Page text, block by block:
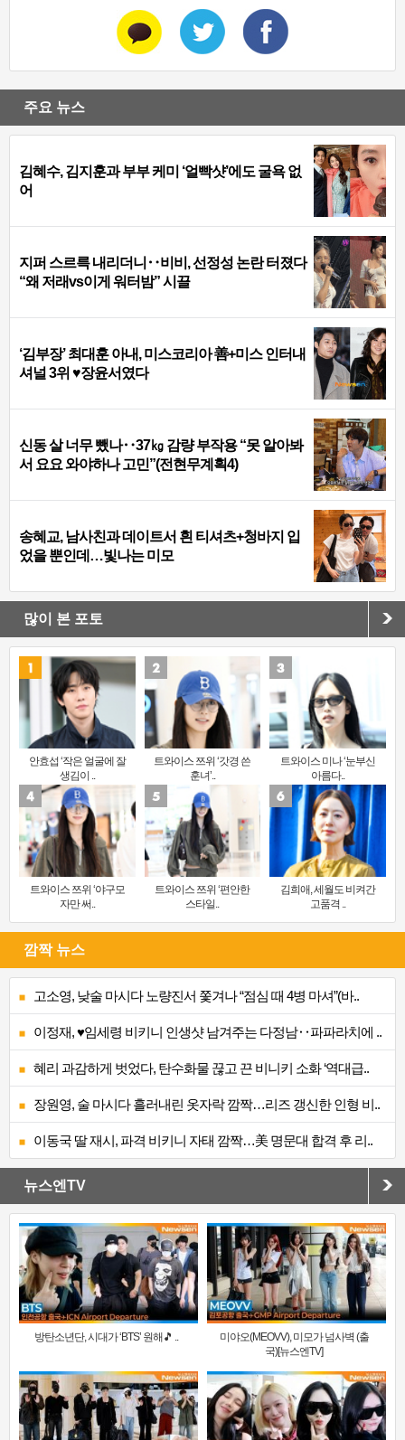
주요 뉴스
김혜수, 김지훈과 부부 케미 ‘얼빡샷’에도 굴욕 없
어
지퍼 스르륵 내리더니‥비비, 선정성 논란 터졌다
“왜 저래vs이게 워터밤” 시끌
‘김부장’ 최대훈 아내, 미스코리아 善+미스 인터내
셔널 3위 ♥장윤서였다
신동 살 너무 뺐나‥37㎏ 감량 부작용 “못 알아봐
서 요요 와야하나 고민”(전현무계획4)
송혜교, 남사친과 데이트서 흰 티셔츠+청바지 입
었을 뿐인데…빛나는 미모
많이 본 포토
안효섭 ‘작은 얼굴에 잘
생김이 ..
트와이스 쯔위 ‘갓경 쓴
훈녀’..
트와이스 미나 ‘눈부신
아름다..
트와이스 쯔위 ‘야구모
자만 써..
트와이스 쯔위 ‘편안한
스타일..
김희애, 세월도 비켜간
고품격 ..
깜짝 뉴스
고소영, 낮술 마시다 노량진서 쫓겨나 “점심 때 4병 마셔”(바..
이정재, ♥임세령 비키니 인생샷 남겨주는 다정남‥파파라치에 ..
혜리 과감하게 벗었다, 탄수화물 끊고 끈 비니키 소화 ‘역대급..
장원영, 술 마시다 흘러내린 옷자락 깜짝…리즈 갱신한 인형 비..
이동국 딸 재시, 파격 비키니 자태 깜짝…美 명문대 합격 후 리..
뉴스엔TV
방탄소년단, 시대가 ‘BTS’ 원해🎵 ..
미야오(MEOVV), 미모가 넘사벽 (출
국)[뉴스엔TV]